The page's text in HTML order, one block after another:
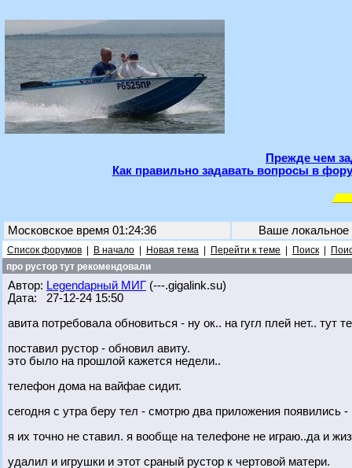
Прежде чем
Как правильно задавать вопросы в
Московское время 01:24:36 Ваше
Список форумов В начало Новая тема Перейти к теме Поиск
про рустор тут рекомендовали
Автор: Legendарный МИГ (---.gigalink.su)
Дата: 27-12-24 15:50
авита потребовала обновиться - ну ок.. на гугл плей нет.. тут
поставил рустор - обновил авиту.
это было на прошлой кажется недели..
телефон дома на вайфае сидит.
сегодня с утра беру тел - смотрю два приложения появились
я их точно не ставил. я вообще на телефоне не играю..да и
удалил и игрушки и этот сраный рустор к чертовой матери.